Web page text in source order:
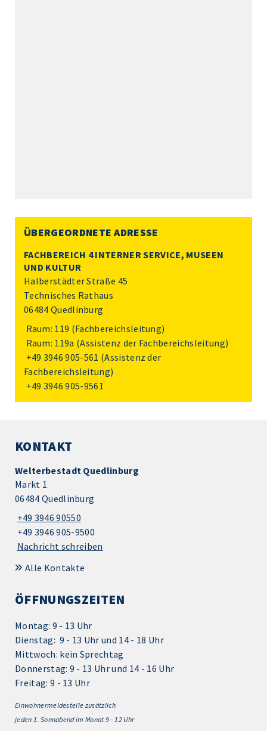
ÜBERGEORDNETE ADRESSE
FACHBEREICH 4 INTERNER SERVICE, MUSEEN
UND KULTUR
Halberstädter Straße 45
Technisches Rathaus
06484 Quedlinburg
Raum: 119 (Fachbereichsleitung)
Raum: 119a (Assistenz der Fachbereichsleitung)
+49 3946 905-561 (Assistenz der
Fachbereichsleitung)
+49 3946 905-9561
KONTAKT
Welterbestadt Quedlinburg
Markt 1
06484 Quedlinburg
+49 3946 90550
+49 3946 905-9500
Nachricht schreiben
Alle Kontakte
ÖFFNUNGSZEITEN
Montag: 9 - 13 Uhr
Dienstag: 9 - 13 Uhr und 14 - 18 Uhr
Mittwoch: kein Sprechtag
Donnerstag: 9 - 13 Uhr und 14 - 16 Uhr
Freitag: 9 - 13 Uhr
Einwohnermeldestelle zusätzlich
jeden 1. Sonnabend im Monat 9 - 12 Uhr